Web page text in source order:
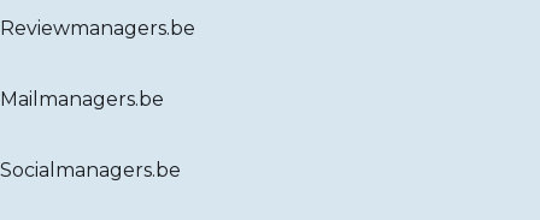
Reviewmanagers.be
Mailmanagers.be
Socialmanagers.be